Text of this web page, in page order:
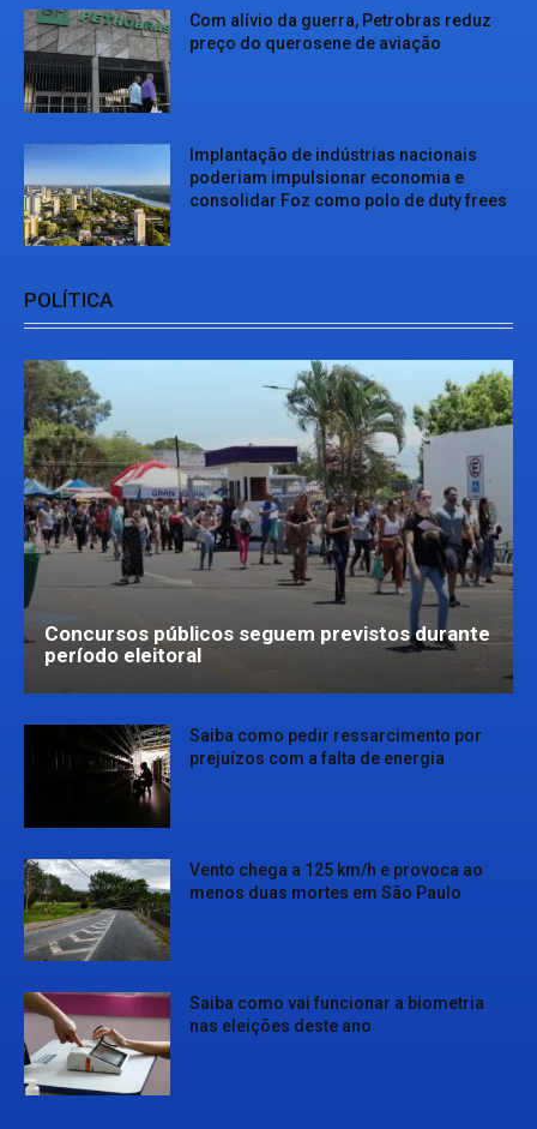
Com alívio da guerra, Petrobras reduz
preço do querosene de aviação
Implantação de indústrias nacionais
poderiam impulsionar economia e
consolidar Foz como polo de duty frees
POLÍTICA
Concursos públicos seguem previstos durante
período eleitoral
Saiba como pedir ressarcimento por
prejuízos com a falta de energia
Vento chega a 125 km/h e provoca ao
menos duas mortes em São Paulo
Saiba como vai funcionar a biometria
nas eleições deste ano